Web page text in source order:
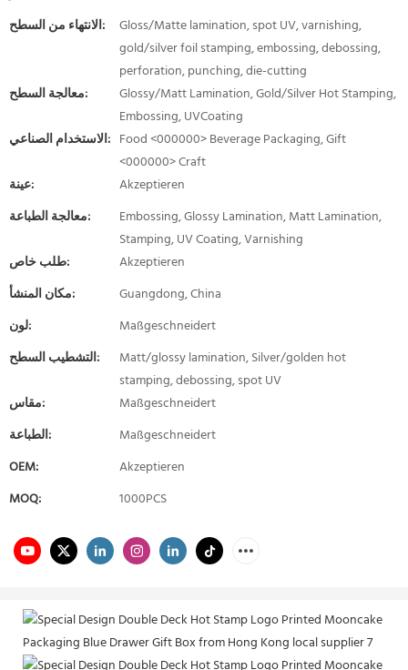
الانتهاء من السطح:
Gloss/Matte lamination, spot UV, varnishing,
gold/silver foil stamping, embossing, debossing,
perforation, punching, die-cutting
معالجة السطح:
Glossy/Matt Lamination, Gold/Silver Hot Stamping,
Embossing, UVCoating
الاستخدام الصناعي: Food <000000> Beverage Packaging, Gift
<000000> Craft
عينة:
Akzeptieren
معالجة الطباعة:
Embossing, Glossy Lamination, Matt Lamination,
Stamping, UV Coating, Varnishing
طلب خاص:
Akzeptieren
مكان المنشأ:
Guangdong, China
لون:
Maßgeschneidert
التشطيب السطح:
Matt/glossy lamination, Silver/golden hot
stamping, debossing, spot UV
مقاس:
Maßgeschneidert
الطباعة:
Maßgeschneidert
OEM:
Akzeptieren
MOQ:
1000PCS